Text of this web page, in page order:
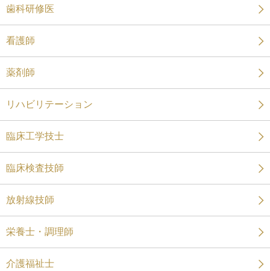
歯科研修医
看護師
薬剤師
リハビリテーション
臨床工学技士
臨床検査技師
放射線技師
栄養士・調理師
介護福祉士